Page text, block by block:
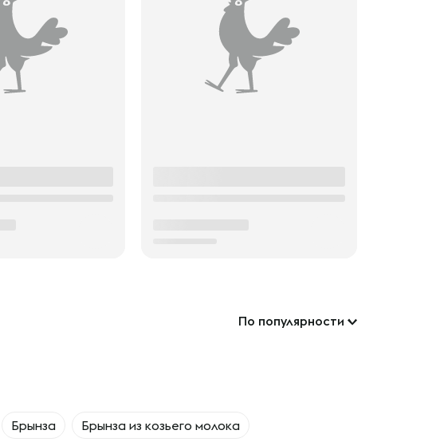
По популярности
Брынза Брынза из козьего молока